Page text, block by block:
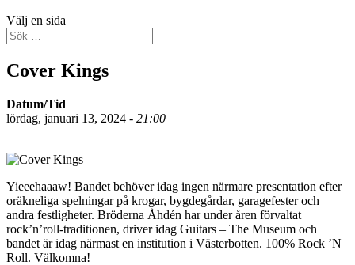
Välj en sida
Cover Kings
Datum/Tid
lördag, januari 13, 2024 - 21:00
Yieeehaaaw! Bandet behöver idag ingen närmare presentation efter
oräkneliga spelningar på krogar, bygdegårdar, garagefester och
andra festligheter. Bröderna Åhdén har under åren förvaltat
rock’n’roll-traditionen, driver idag Guitars – The Museum och
bandet är idag närmast en institution i Västerbotten. 100% Rock ’N
Roll. Välkomna!